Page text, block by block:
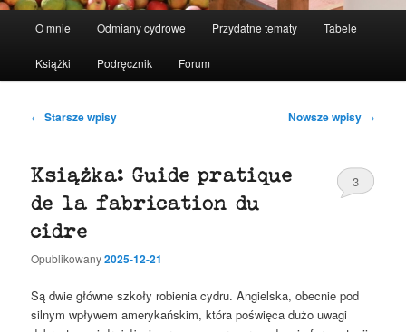
O mnie Odmiany cydrowe Przydatne tematy Tabele
Książki Podręcznik Forum
Nawigacja
← Starsze wpisy Nowsze wpisy →
Książka: Guide pratique
de la fabrication du
cidre
Opublikowany2025-12-21
3
Są dwie główne szkoły robienia cydru. Angielska, obecnie pod
silnym wpływem amerykańskim, która poświęca dużo uwagi